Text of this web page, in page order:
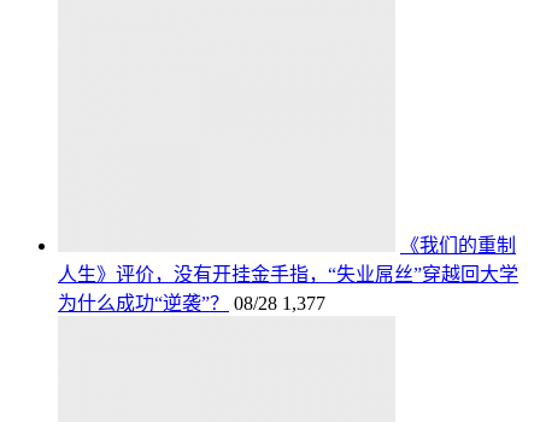
《我们的重制
人生》评价，没有开挂金手指，“失业屌丝”穿越回大学
为什么成功“逆袭”？
08/28 1,377